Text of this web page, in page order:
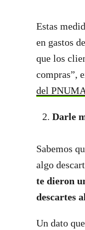
Estas
en gastos
que los
compras”,
del
Darle
Sabemos
algo
te dieron
descartes
Un dato